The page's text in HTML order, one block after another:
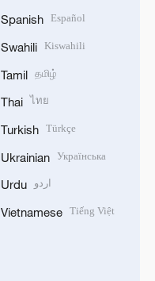
Spanish Español
Swahili Kiswahili
Tamil தமிழ்
Thai ไทย
Turkish Türkçe
Ukrainian Українська
Urdu اردو
Vietnamese Tiếng Việt